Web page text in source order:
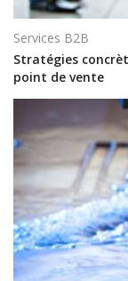
Services B2B
Stratégies
point de vente